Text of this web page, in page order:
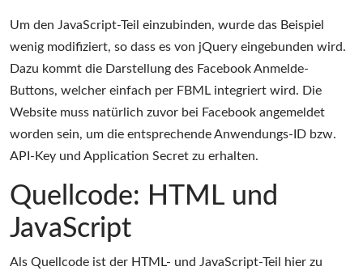
Um den JavaScript-Teil einzubinden, wurde das Beispiel
wenig modifiziert, so dass es von jQuery eingebunden wird.
Dazu kommt die Darstellung des Facebook Anmelde-
Buttons, welcher einfach per FBML integriert wird. Die
Website muss natürlich zuvor bei Facebook angemeldet
worden sein, um die entsprechende Anwendungs-ID bzw.
API-Key und Application Secret zu erhalten.
Quellcode: HTML und
JavaScript
Als Quellcode ist der HTML- und JavaScript-Teil hier zu